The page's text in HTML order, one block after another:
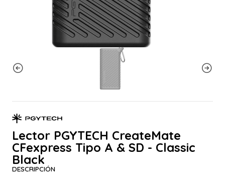
Lector PGYTECH CreateMate
CFexpress Tipo A & SD - Classic
Black
DESCRIPCIÓN